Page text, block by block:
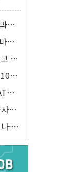
급
"
드
시
년
마
하
·아
·피